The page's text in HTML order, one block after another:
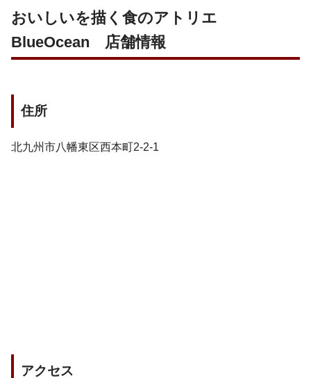
おいしいを描く食のアトリエ
BlueOcean 店舗情報
住所
北九州市八幡東区西本町2-2-1
アクセス